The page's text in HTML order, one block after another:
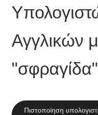
Αγγλικών
Πιστοποίηση